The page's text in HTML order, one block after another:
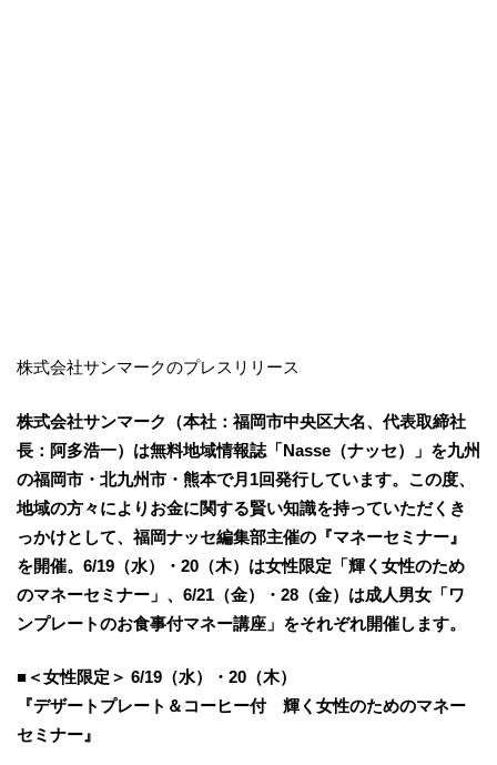
株式会社サンマークのプレスリリース
株式会社サンマーク（本社：福岡市中央区大名、代表取締社
長：阿多浩一）は無料地域情報誌「Nasse（ナッセ）」を九州
の福岡市・北九州市・熊本で月1回発行しています。この度、
地域の方々によりお金に関する賢い知識を持っていただくき
っかけとして、福岡ナッセ編集部主催の『マネーセミナー』
を開催。6/19（水）・20（木）は女性限定「輝く女性のため
のマネーセミナー」、6/21（金）・28（金）は成人男女「ワ
ンプレートのお食事付マネー講座」をそれぞれ開催します。
■＜女性限定＞ 6/19（水）・20（木）
『デザートプレート＆コーヒー付 輝く女性のためのマネー
セミナー』